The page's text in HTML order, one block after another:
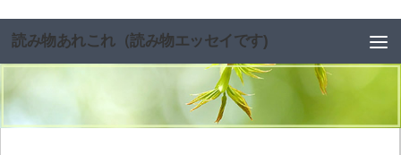
読み物あれこれ（読み物エッセイです)